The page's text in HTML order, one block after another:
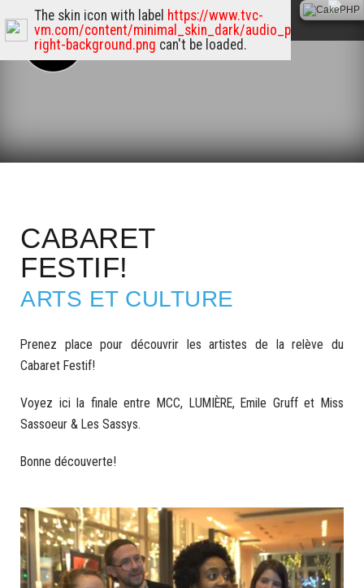
CABARET
FESTIF!
ARTS ET CULTURE
Prenez place pour découvrir les artistes de la relève du
Cabaret Festif!
Voyez ici la finale entre MCC, LUMIÈRE, Emile Gruff et Miss
Sassoeur & Les Sassys.
Bonne découverte!
The skin icon with label https://www.tvc-
vm.com/content/minimal_skin_dark/audio_player_skin/
right-background.png can't be loaded.